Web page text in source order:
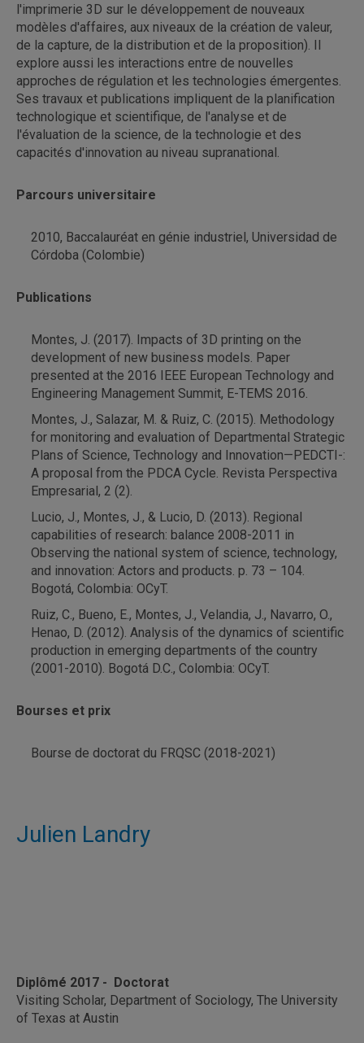
l'imprimerie 3D sur le développement de nouveaux
modèles d'affaires, aux niveaux de la création de valeur,
de la capture, de la distribution et de la proposition). Il
explore aussi les interactions entre de nouvelles
approches de régulation et les technologies émergentes.
Ses travaux et publications impliquent de la planification
technologique et scientifique, de l'analyse et de
l'évaluation de la science, de la technologie et des
capacités d'innovation au niveau supranational.
Parcours universitaire
2010, Baccalauréat en génie industriel, Universidad de
Córdoba (Colombie)
Publications
Montes, J. (2017). Impacts of 3D printing on the
development of new business models. Paper
presented at the 2016 IEEE European Technology and
Engineering Management Summit, E-TEMS 2016.
Montes, J., Salazar, M. & Ruiz, C. (2015). Methodology
for monitoring and evaluation of Departmental Strategic
Plans of Science, Technology and Innovation—PEDCTI-:
A proposal from the PDCA Cycle. Revista Perspectiva
Empresarial, 2 (2).
Lucio, J., Montes, J., & Lucio, D. (2013). Regional
capabilities of research: balance 2008-2011 in
Observing the national system of science, technology,
and innovation: Actors and products. p. 73 – 104.
Bogotá, Colombia: OCyT.
Ruiz, C., Bueno, E., Montes, J., Velandia, J., Navarro, O.,
Henao, D. (2012). Analysis of the dynamics of scientific
production in emerging departments of the country
(2001-2010). Bogotá D.C., Colombia: OCyT.
Bourses et prix
Bourse de doctorat du FRQSC (2018-2021)
Julien Landry
Diplômé 2017 - Doctorat
Visiting Scholar, Department of Sociology, The University
of Texas at Austin